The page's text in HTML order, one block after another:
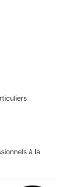
à la